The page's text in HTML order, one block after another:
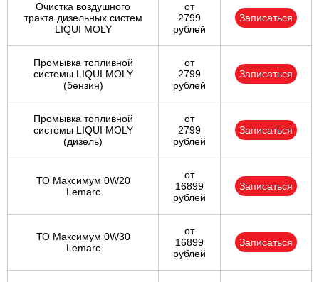
Очистка воздушного
тракта дизельных систем
LIQUI MOLY
от
2799
рублей
Записаться
Промывка топливной
системы LIQUI MOLY
(бензин)
от
2799
рублей
Записаться
Промывка топливной
системы LIQUI MOLY
(дизель)
от
2799
рублей
Записаться
ТО Максимум 0W20
Lemarc
от
16899
рублей
Записаться
ТО Максимум 0W30
Lemarc
от
16899
рублей
Записаться